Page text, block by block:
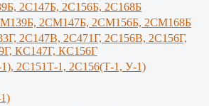
2С147Б, 2С156Б, 2С168Б
2СМ147Б, 2СМ156Б, 2СМ168Б
2C147B, 2С471Г, 2С156B, 2С156Г,
КС147Г, КС156Г
2С151Т-1, 2С156(Т-1, У-1)